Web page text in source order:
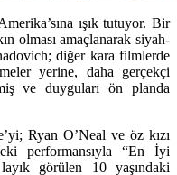
ışık tutuyor. Bir
olması amaçlanarak siyah-
diğer kara filmlerde
yerine, daha gerçekçi
ve duyguları ön planda
Ryan O’Neal ve öz kızı
performansıyla “En İyi
görülen 10 yaşındaki